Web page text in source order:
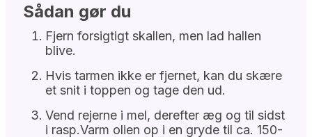
Sådan gør du
Fjern forsigtigt skallen, men lad hallen
blive.
Hvis tarmen ikke er fjernet, kan du skære
et snit i toppen og tage den ud.
Vend rejerne i mel, derefter æg og til sidst
i rasp.Varm olien op i en gryde til ca. 150-